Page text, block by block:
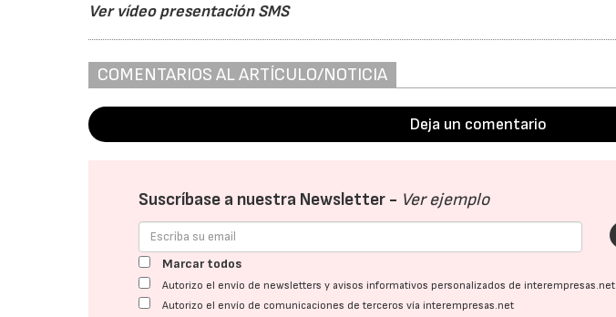
Ver vídeo presentación SMS
COMENTARIOS AL ARTÍCULO/NOTICIA
Deja un comentario
Suscríbase a nuestra Newsletter - Ver ejemplo
Marcar todos
Autorizo el envío de newsletters y avisos informativos personalizados de interempresas.net
Autorizo el envío de comunicaciones de terceros vía interempresas.net